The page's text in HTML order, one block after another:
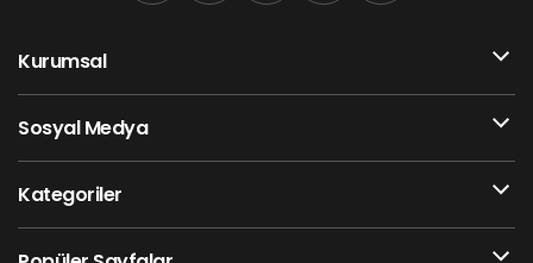
Kurumsal
Sosyal Medya
Kategoriler